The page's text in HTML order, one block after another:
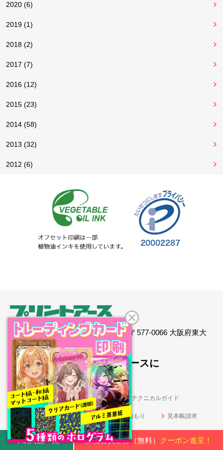
2020 (6)
2019 (1)
2018 (2)
2017 (7)
2016 (12)
2015 (23)
2014 (58)
2013 (32)
2012 (6)
運営会社：インクアート株式会社 〒577-0066 大阪府東大
阪市高井田本通5-1-10
印刷通販なら、プリントアースに
お任せください。
初めての方へ ご利用ガイド テクニカルガイド
納期カレンダー お問い合せ・お見積もり 見本帳請求
ログイン 新規会員登録（無料）
印刷商品一覧 新規会員登録（無料） クーポン進呈！